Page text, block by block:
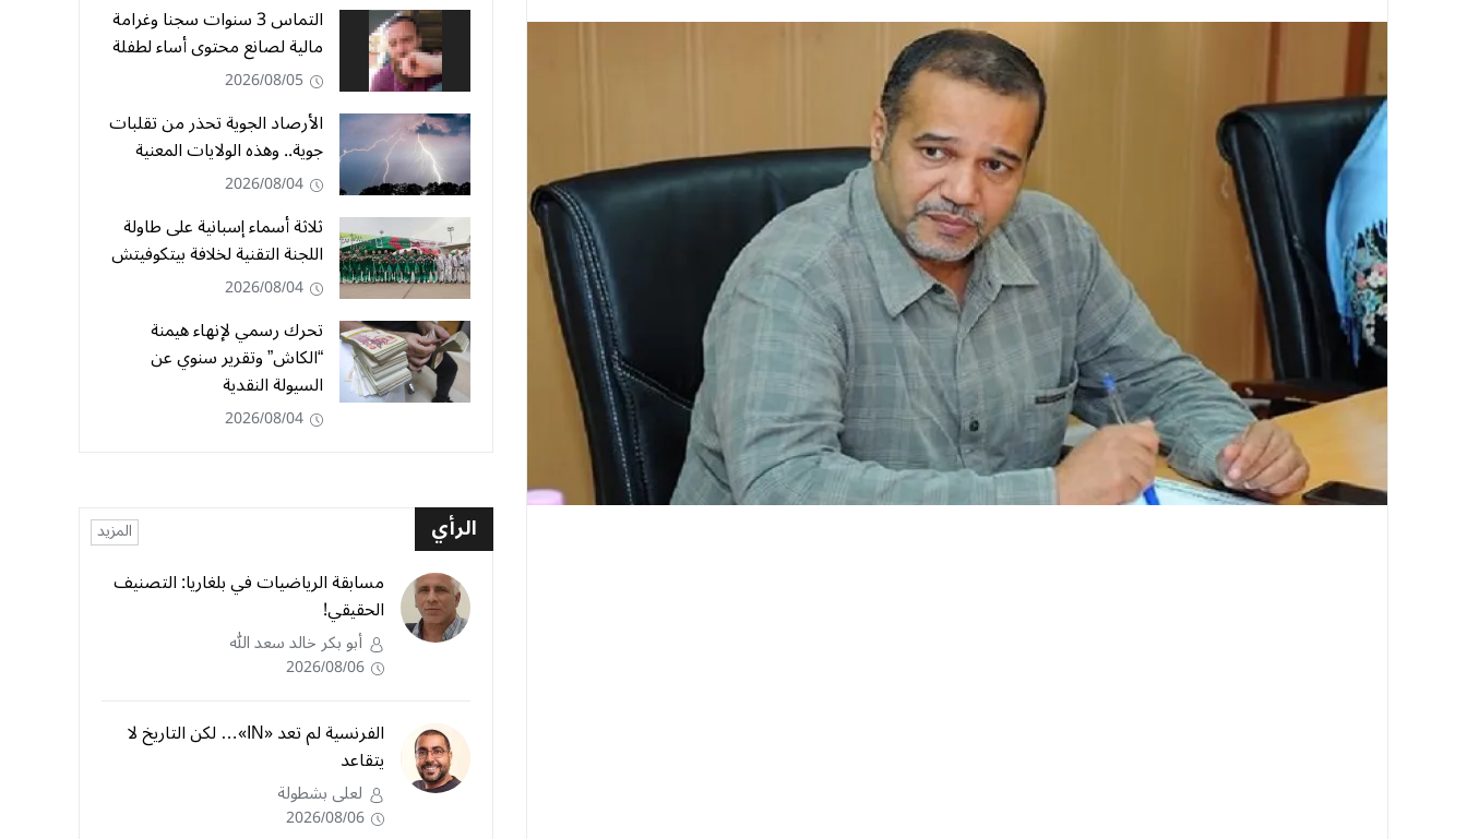
التماس 3 سنوات سجنا وغرامة
مالية لصانع محتوى أساء لطفلة
2026/08/05
الأرصاد الجوية تحذر من تقلبات
جوية.. وهذه الولايات المعنية
2026/08/04
ثلاثة أسماء إسبانية على طاولة
اللجنة التقنية لخلافة بيتكوفيتش
2026/08/04
تحرك رسمي لإنهاء هيمنة
“الكاش” وتقرير سنوي عن
السيولة النقدية
2026/08/04
الرأي المزيد
مسابقة الرياضيات في بلغاريا: التصنيف
الحقيقي!
أبو بكر خالد سعد الله
2026/08/06
الفرنسية لم تعد «IN»… لكن التاريخ لا
يتقاعد
لعلى بشطولة
2026/08/06